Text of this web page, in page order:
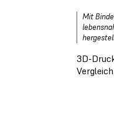
Mit
3D-
Vergleich